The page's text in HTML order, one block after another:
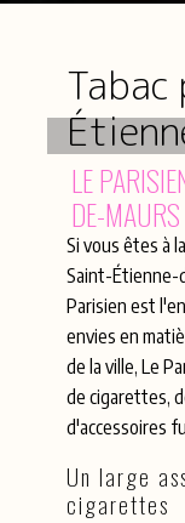
LE
DE-MAURS
Si vous êtes à
Saint-Étienne-
Parisien est
envies en
de la ville, Le
de cigarettes,
d'accessoires
Un large
cigarettes